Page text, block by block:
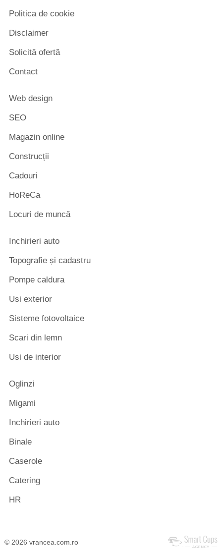
Politica de cookie
Disclaimer
Solicită ofertă
Contact
Web design
SEO
Magazin online
Construcții
Cadouri
HoReCa
Locuri de muncă
Inchirieri auto
Topografie și cadastru
Pompe caldura
Usi exterior
Sisteme fotovoltaice
Scari din lemn
Usi de interior
Oglinzi
Migami
Inchirieri auto
Binale
Caserole
Catering
HR
© 2026 vrancea.com.ro